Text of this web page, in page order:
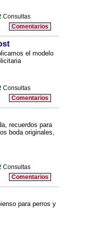
Consultas
Comentarios
el modelo
Consultas
Comentarios
recuerdos para
boda originales,
Consultas
Comentarios
para perros y